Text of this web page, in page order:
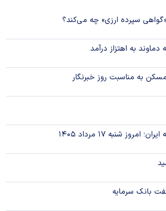
«گواهی سپرده ارزی» چه می‌کند؟
دماوند به اهتزاز درآمد
به مناسبت روز خبرنگار
شنبه ۱۷ مرداد ۱۴۰۵
بانک سرمایه